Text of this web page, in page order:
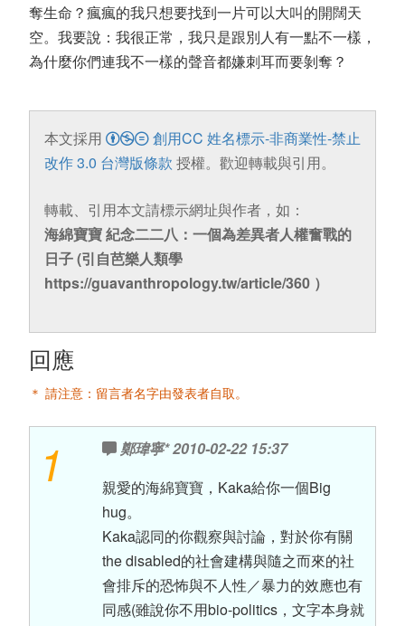
奪生命？瘋瘋的我只想要找到一片可以大叫的開闊天
空。我要說：我很正常，我只是跟別人有一點不一樣，
為什麼你們連我不一樣的聲音都嫌刺耳而要剝奪？
本文採用
創用CC 姓名標示-非商業性-禁止
改作 3.0 台灣版條款 授權。歡迎轉載與引用。
轉載、引用本文請標示網址與作者，如：
海綿寶寶 紀念二二八：一個為差異者人權奮戰的
日子 (引自芭樂人類學
https://guavanthropology.tw/article/360 ）
回應
＊ 請注意：留言者名字由發表者自取。
1 鄭瑋寧*2010-02-22 15:37
親愛的海綿寶寶，Kaka給你一個Big
hug。
Kaka認同的你觀察與討論，對於你有關
the disabled的社會建構與隨之而來的社
會排斥的恐怖與不人性／暴力的效應也有
同感(雖說你不用bio-politics，文字本身就